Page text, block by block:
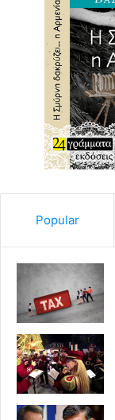
Popular